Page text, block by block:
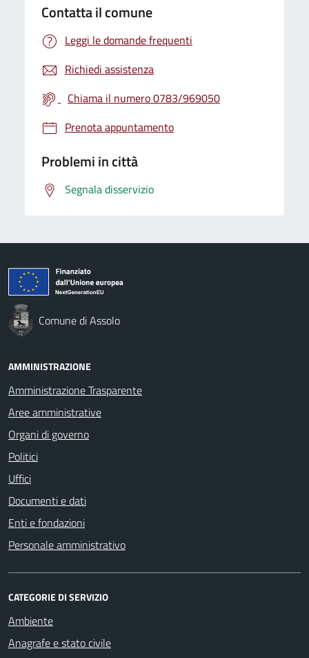
Contatta il comune
Leggi le domande frequenti
Richiedi assistenza
Chiama il numero 0783/969050
Prenota appuntamento
Problemi in città
Segnala disservizio
Comune di Assolo
AMMINISTRAZIONE
Amministrazione Trasparente
Aree amministrative
Organi di governo
Politici
Uffici
Documenti e dati
Enti e fondazioni
Personale amministrativo
CATEGORIE DI SERVIZIO
Ambiente
Anagrafe e stato civile